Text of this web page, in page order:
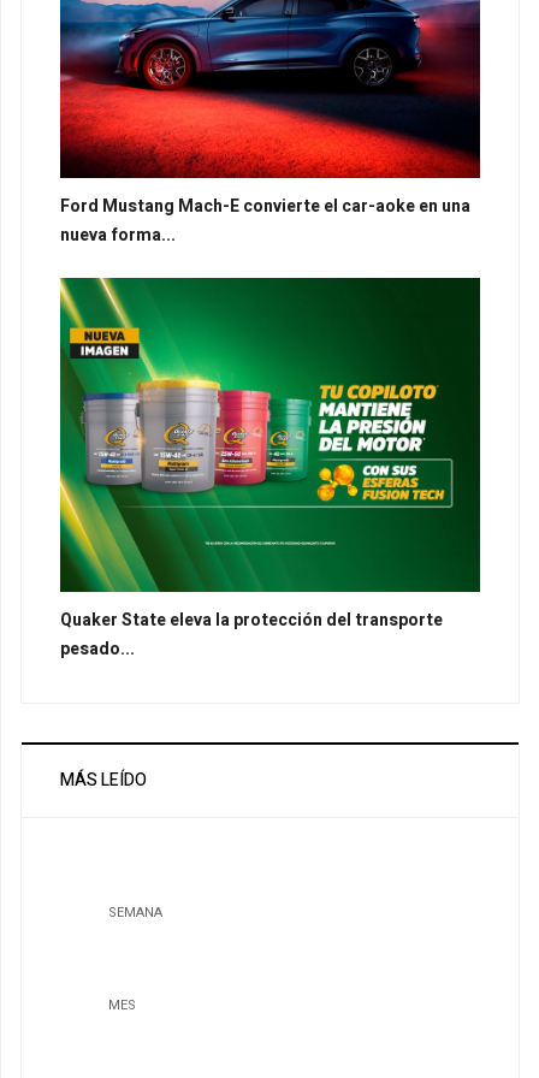
Ford Mustang Mach-E convierte el car-aoke en una
nueva forma...
Quaker State eleva la protección del transporte
pesado...
MÁS LEÍDO
SEMANA
MES